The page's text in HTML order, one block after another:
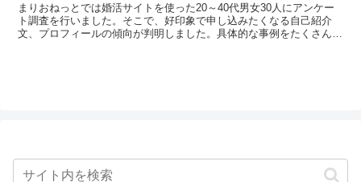
まりおねっとでは婚活サイトを使った20～40代男女30人にアンケー
ト調査を行いました。そこで、好印象で申し込みたくなる自己紹介
文、プロフィールの傾向が判明しました。具体的な事例をたくさん紹